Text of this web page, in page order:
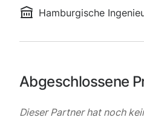
Hamburgische
Abgeschlossene
Dieser Partner hat noch